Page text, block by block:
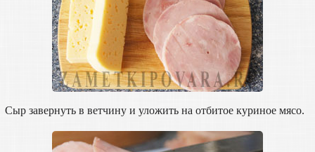
Сыр завернуть в ветчину и уложить на отбитое куриное мясо.